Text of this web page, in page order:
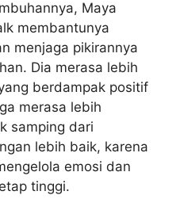
Maya
membantunya
menjaga pikirannya
Dia merasa lebih
berdampak positif
merasa lebih
samping dari
lebih baik, karena
emosi dan
tinggi.